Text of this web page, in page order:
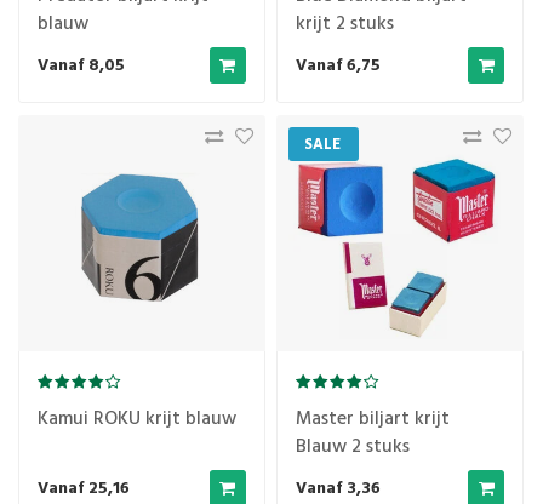
blauw
Vanaf 8,05
krijt 2 stuks
Vanaf 6,75
Kamui ROKU krijt blauw
Vanaf 25,16
SALE
Master biljart krijt
Blauw 2 stuks
Vanaf 3,36